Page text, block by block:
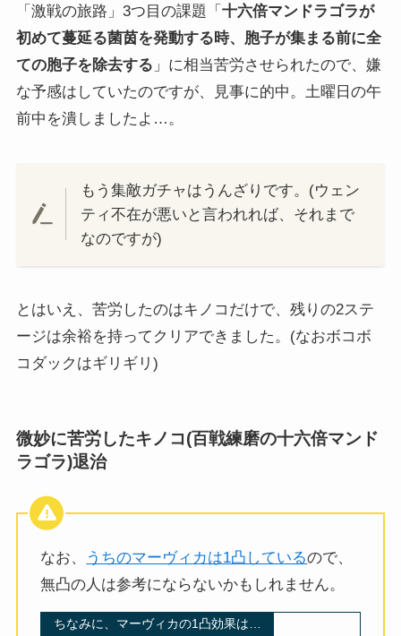
「激戦の旅路」3つ目の課題「 十六倍マンドラゴラが
初めて蔓延る菌茵を発動する時、胞子が集まる前に全
ての胞子を除去する 」に相当苦労させられたので、嫌
な予感はしていたのですが、見事に的中。土曜日の午
前中を潰しましたよ…。
もう集敵ガチャはうんざりです。(ウェン
ティ不在が悪いと言われれば、それまで
なのですが)
とはいえ、苦労したのはキノコだけで、残りの2ステ
ージは余裕を持ってクリアできました。(なおボコボ
コダックはギリギリ)
微妙に苦労したキノコ(百戦練磨の十六倍マンド
ラゴラ)退治
なお、 うちのマーヴィカは1凸しているので、
無凸の人は参考にならないかもしれません。
ちなみに、マーヴィカの1凸効果は…